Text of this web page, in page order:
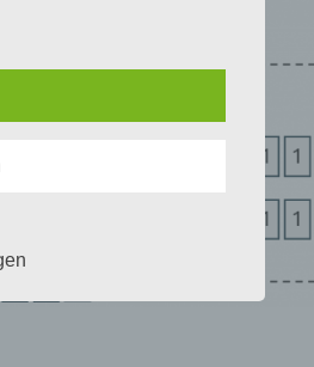
für die Verarbeitung
Verfahren
das Erfassen, die
die